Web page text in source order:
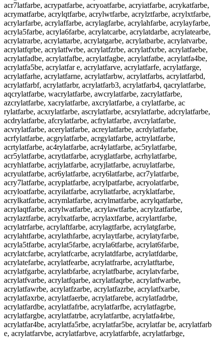
acr7latfarbe, acrypatfarbe, acryoatfarbe, acryiatfarbe, acrykatfarbe,
acrymatfarbe, acrylqtfarbe, acrylwtfarbe, acrylztfarbe, acrylxtfarbe,
acrylarfarbe, acrylaffarbe, acrylagfarbe, acrylahfarbe, acrylayfarbe,
acryla5farbe, acryla6farbe, acrylatcarbe, acrylatdarbe, acrylatearbe,
acrylatrarbe, acrylattarbe, acrylatgarbe, acrylatbarbe, acrylatvarbe,
acrylatfqrbe, acrylatfwrbe, acrylatfzrbe, acrylatfxrbe, acrylatfaebe,
acrylatfadbe, acrylatfafbe, acrylatfagbe, acrylatfatbe, acrylatfa4be,
acrylatfa5be, acrylatfar e, acrylatfarve, acrylatfarfe, acrylatfarge,
acrylatfarhe, acrylatfarne, acrylatfarbw, acrylatfarbs, acrylatfarbd,
acrylatfarbf, acrylatfarbr, acrylatfarb3, acrylatfarb4, qacrylatfarbe,
aqcrylatfarbe, wacrylatfarbe, awcrylatfarbe, zacrylatfarbe,
azcrylatfarbe, xacrylatfarbe, axcrylatfarbe, a crylatfarbe, ac
rylatfarbe, acxrylatfarbe, ascrylatfarbe, acsrylatfarbe, adcrylatfarbe,
acdrylatfarbe, afcrylatfarbe, acfrylatfarbe, avcrylatfarbe,
acvrylatfarbe, acerylatfarbe, acreylatfarbe, acrdylatfarbe,
acrfylatfarbe, acgrylatfarbe, acrgylatfarbe, actrylatfarbe,
acrtylatfarbe, ac4rylatfarbe, acr4ylatfarbe, ac5rylatfarbe,
acr5ylatfarbe, acrytlatfarbe, acryglatfarbe, acrhylatfarbe,
acryhlatfarbe, acrjylatfarbe, acryjlatfarbe, acruylatfarbe,
acryulatfarbe, acr6ylatfarbe, acry6latfarbe, acr7ylatfarbe,
acry7latfarbe, acryplatfarbe, acrylpatfarbe, acryolatfarbe,
acryloatfarbe, acryilatfarbe, acryliatfarbe, acryklatfarbe,
acrylkatfarbe, acrymlatfarbe, acrylmatfarbe, acrylqatfarbe,
acrylaqtfarbe, acrylwatfarbe, acrylawtfarbe, acrylzatfarbe,
acrylaztfarbe, acrylxatfarbe, acrylaxtfarbe, acrylartfarbe,
acrylatrfarbe, acrylaftfarbe, acrylagtfarbe, acrylatgfarbe,
acrylahtfarbe, acrylathfarbe, acrylaytfarbe, acrylatyfarbe,
acryla5tfarbe, acrylat5farbe, acryla6tfarbe, acrylat6farbe,
acrylatcfarbe, acrylatfcarbe, acrylatdfarbe, acrylatfdarbe,
acrylatefarbe, acrylatfearbe, acrylatfrarbe, acrylatftarbe,
acrylatfgarbe, acrylatbfarbe, acrylatfbarbe, acrylatvfarbe,
acrylatfvarbe, acrylatfqarbe, acrylatfaqrbe, acrylatfwarbe,
acrylatfawrbe, acrylatfzarbe, acrylatfazrbe, acrylatfxarbe,
acrylatfaxrbe, acrylatfaerbe, acrylatfarebe, acrylatfadrbe,
acrylatfardbe, acrylatfafrbe, acrylatfarfbe, acrylatfagrbe,
acrylatfargbe, acrylatfatrbe, acrylatfartbe, acrylatfa4rbe,
acrylatfar4be, acrylatfa5rbe, acrylatfar5be, acrylatfar be, acrylatfarb
e, acrylatfarvbe, acrylatfarbve, acrylatfarbfe, acrylatfarbge,